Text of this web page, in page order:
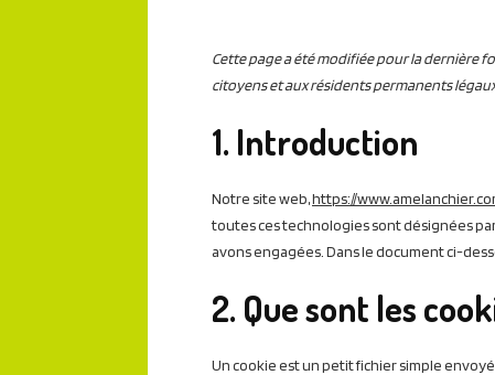
Cette page a été modifiée pour la dernière
citoyens et aux résidents permanents
1. Introduction
Notre site web,https://
toutes ces technologies sont désignées
avons engagées. Dans le document ci-
2. Que sont les
Un cookie est un petit fichier simple